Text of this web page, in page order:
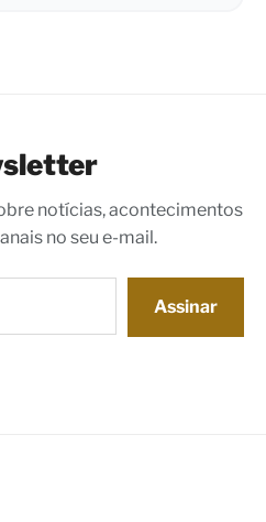
notícias, acontecimentos
no seu e-mail.
Assinar